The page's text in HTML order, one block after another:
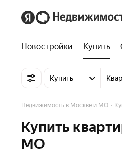
Новостройки Купить
Купить
Недвижимость в Москве и МО
Купить
МО